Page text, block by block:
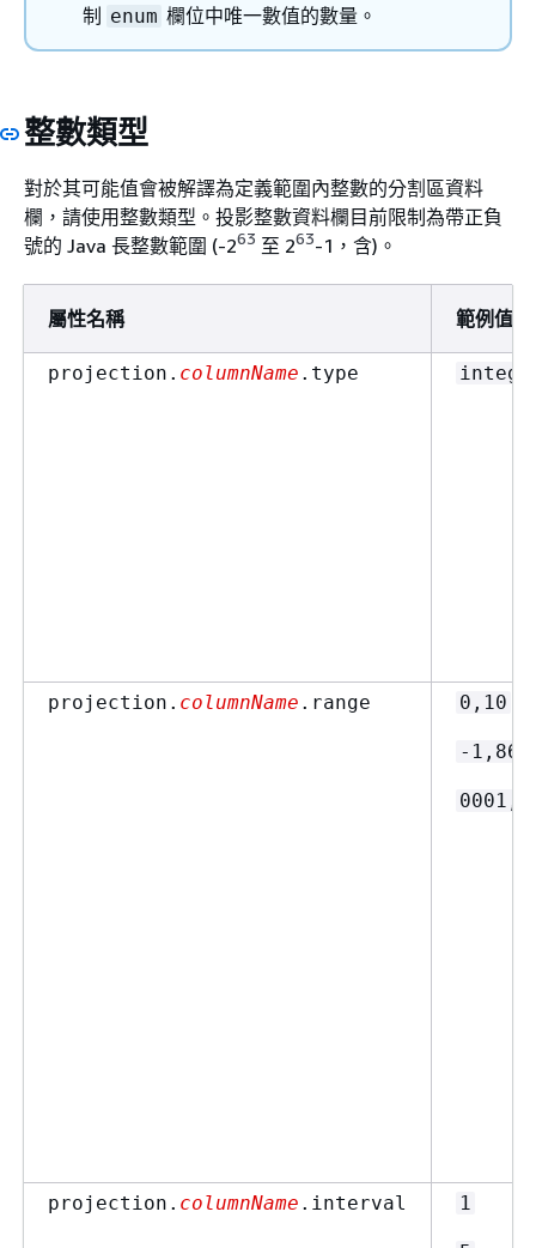
制 enum 欄位中唯一數值的數量。
整數類型
對於其可能值會被解譯為定義範圍內整數的分割區資料
欄，請使用整數類型。投影整數資料欄目前限制為帶正負
號的 Java 長整數範圍 (-263 至 263-1，含)。
屬性名稱 範例值
projection. columnName .type
projection. columnName .range 0,10
-
projection. columnName .interval 1